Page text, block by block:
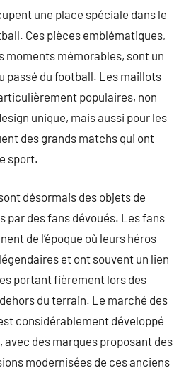
une place spéciale dans le
Ces pièces emblématiques,
moments mémorables, sont un
passé du football. Les maillots
populaires, non
unique, mais aussi pour les
des grands matchs qui ont
sport.
désormais des objets de
par des fans dévoués. Les fans
de l’époque où leurs héros
et ont souvent un lien
portant fièrement lors des
du terrain. Le marché des
considérablement développé
avec des marques proposant des
modernisées de ces anciens